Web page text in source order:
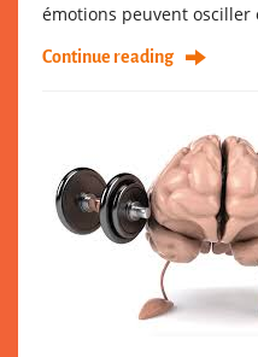
émotions peuvent osciller
Continue reading